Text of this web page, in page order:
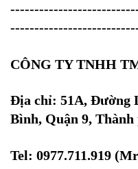
CÔNG TY TNHH
Địa chỉ: 51A, Đường
Bình, Quận 9,
Tel: 0977.711.919